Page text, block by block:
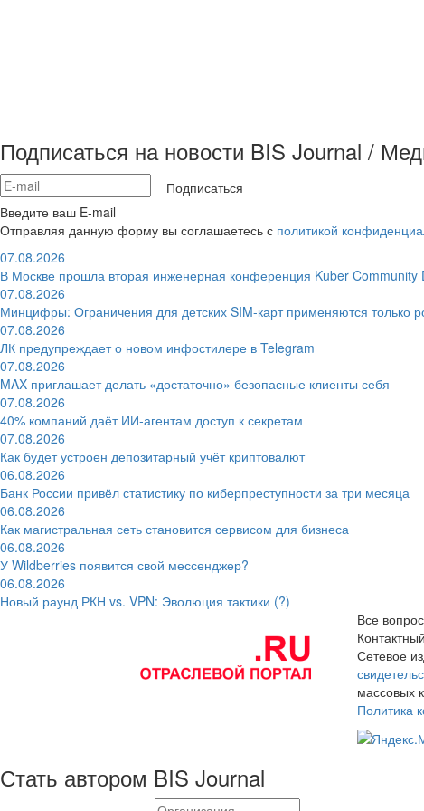
Подписаться на новости BIS Journal /
Подписаться
Введите ваш E-mail
Отправляя данную форму вы соглашаетесь с политикой
07.08.2026
В Москве прошла вторая инженерная конференция Kuber Community
07.08.2026
Минцифры: Ограничения для детских SIM-карт применяются только
07.08.2026
ЛК предупреждает о новом инфостилере в Telegram
07.08.2026
MAX приглашает делать «достаточно» безопасные клиенты себя
07.08.2026
40% компаний даёт ИИ‑агентам доступ к секретам
07.08.2026
Как будет устроен депозитарный учёт криптовалют
06.08.2026
Банк России привёл статистику по киберпреступности за три месяца
06.08.2026
Как магистральная сеть становится сервисом для бизнеса
06.08.2026
У Wildberries появится свой мессенджер?
06.08.2026
Новый раунд РКН vs. VPN: Эволюция тактики (?)
Все
Сетевое
массовых
Политика
Стать автором BIS Journal